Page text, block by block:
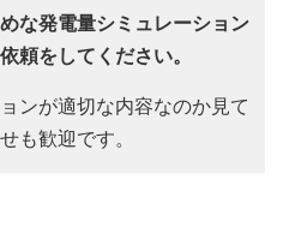
な発電量シミュレーション
頼をしてください。
ンが適切な内容なのか見て
も歓迎です。